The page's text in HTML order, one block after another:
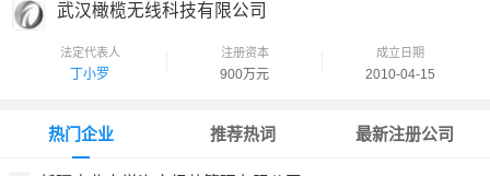
武汉橄榄无线科技有限公司
法定代表人
丁小罗
注册资本
900万元
成立日期
2010-04-15
热门企业 推荐热词 最新注册公司